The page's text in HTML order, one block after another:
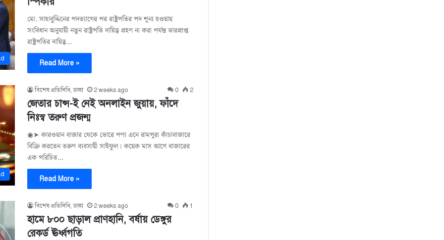
মো. সাহাবুদ্দিনের পদত্যাগের পর রাষ্ট্রপতির পদ শূন্য হওয়ায়
সংবিধান অনুযায়ী নতুন রাষ্ট্রপতি দায়িত্ব গ্রহণ না করা পর্যন্ত ভারপ্রাপ্ত
রাষ্ট্রপতির দায়িত্ব…
Read More »
বিশেষ প্রতিনিধি, ঢাকা 2 weeks ago 0 2
জেতার চান্স-ই নেই অনলাইন জুয়ায়, ফাঁদে
নিঃস্ব তরুণ প্রজন্ম
◉➤ কারওয়ান বাজার থেকে ভোরে পণ্য এনে রামপুরা কাঁচাবাজারে
বিক্রি করতেন তরুণ ব্যবসায়ী সাইফুল। কয়েক মাস আগে বাজারের
এক পরিচিত…
Read More »
বিশেষ প্রতিনিধি, ঢাকা 2 weeks ago 0 1
হামে ৮০০ ছাড়াল প্রাণহানি, বর্ষায় ডেঙ্গুর
রেকর্ড ঊর্ধ্বগতি